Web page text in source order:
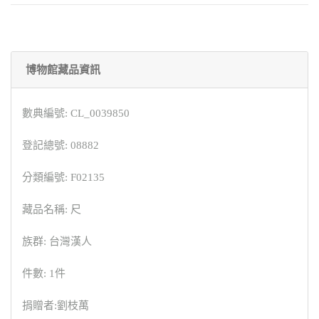
博物館藏品資訊
數典編號: CL_0039850
登記總號: 08882
分類編號: F02135
藏品名稱: 尺
族群: 台灣漢人
件數: 1件
捐贈者:劉枝萬